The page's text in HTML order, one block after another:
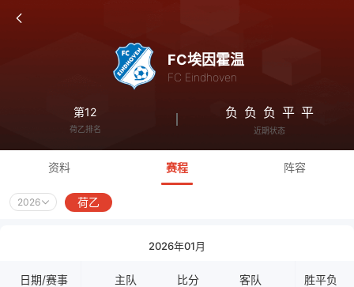
FC埃因霍温
FC Eindhoven
第12
荷乙排名
负 负 负 平 平
近期状态
资料 赛程 阵容
2026 荷乙
2026年01月
日期/赛事 主队 比分 客队 胜平负